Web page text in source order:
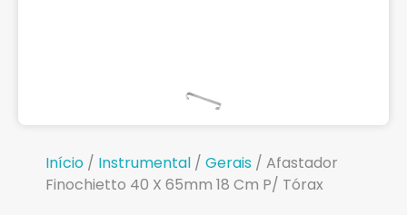
Início / Instrumental / Gerais / Afastador
Finochietto 40 X 65mm 18 Cm P/ Tórax